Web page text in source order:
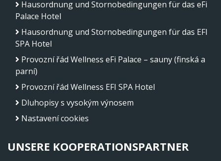
Hausordnung und Stornobedingungen für das eFi
Palace Hotel
Hausordnung und Stornobedingungen für das EFI
SPA Hotel
Provozní řád Wellness eFi Palace – sauny (finská a
parní)
Provozní řád Wellness EFI SPA Hotel
Dluhopisy s vysokým výnosem
Nastavení cookies
UNSERE KOOPERATIONSPARTNER